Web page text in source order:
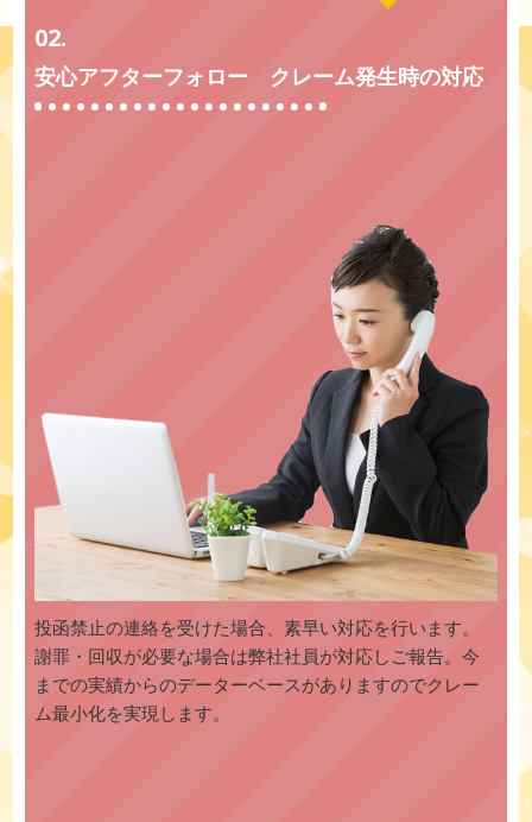
02.
安心アフターフォロー クレーム発生時の対応
投函禁止の連絡を受けた場合、素早い対応を行います。
謝罪・回収が必要な場合は弊社社員が対応しご報告。今
までの実績からのデーターベースがありますのでクレー
ム最小化を実現します。